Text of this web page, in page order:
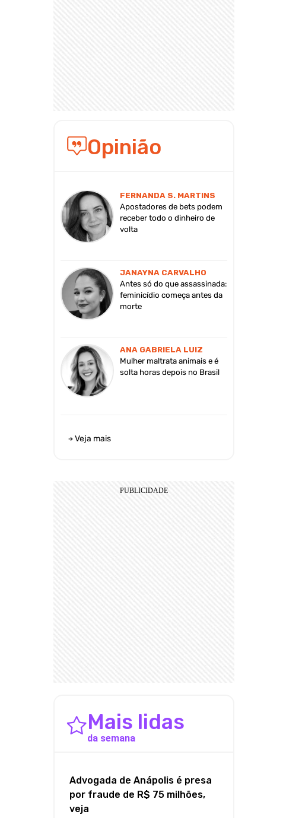
Opinião
FERNANDA S. MARTINS
Apostadores de bets podem
receber todo o dinheiro de
volta
JANAYNA CARVALHO
Antes só do que assassinada:
feminicídio começa antes da
morte
ANA GABRIELA LUIZ
Mulher maltrata animais e é
solta horas depois no Brasil
Veja mais
Mais lidas
da semana
Advogada de Anápolis é presa
por fraude de R$ 75 milhões,
veja